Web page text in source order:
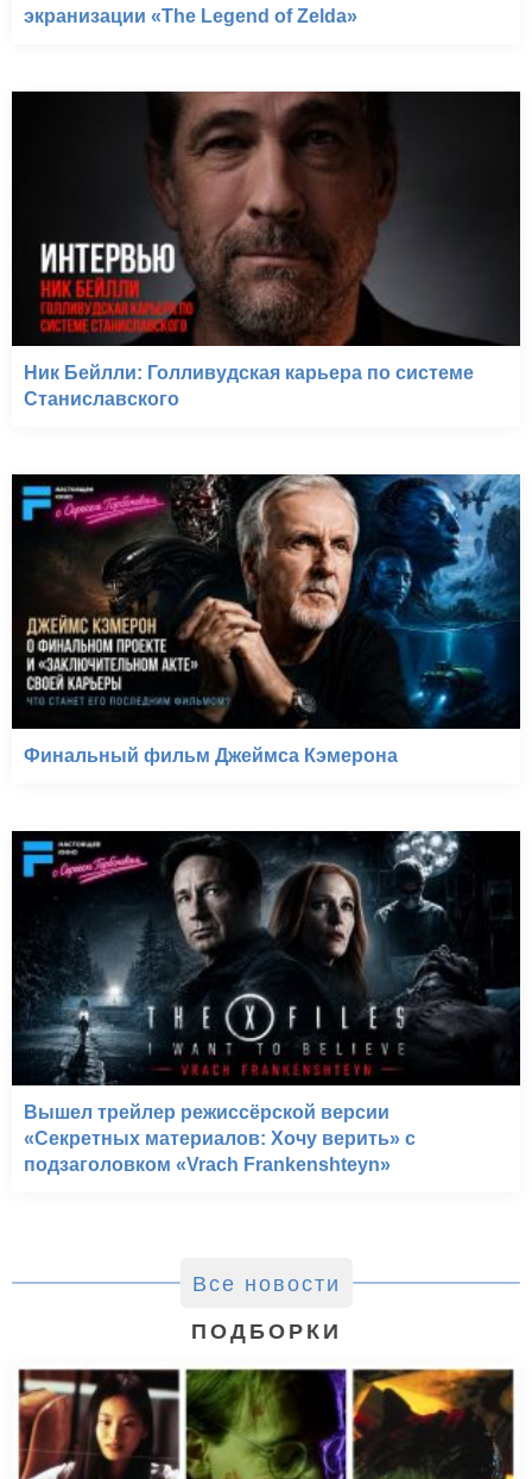
экранизации «The Legend of Zelda»
Ник Бейлли: Голливудская карьера по системе
Станиславского
Финальный фильм Джеймса Кэмерона
Вышел трейлер режиссёрской версии
«Секретных материалов: Хочу верить» с
подзаголовком «Vrach Frankenshteyn»
Все новости
ПОДБОРКИ